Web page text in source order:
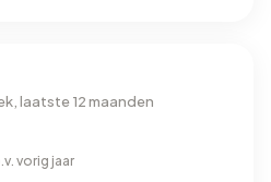
laatste 12 maanden
vorig jaar